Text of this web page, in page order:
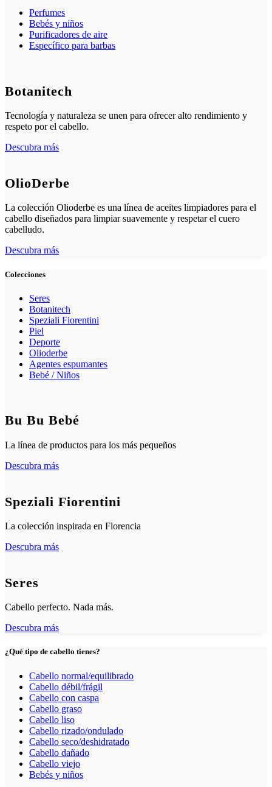
Perfumes
Bebés y niños
Purificadores de aire
Específico para barbas
Botanitech
Tecnología y naturaleza se unen para ofrecer alto rendimiento y
respeto por el cabello.
Descubra más
OlioDerbe
La colección Olioderbe es una línea de aceites limpiadores para el
cabello diseñados para limpiar suavemente y respetar el cuero
cabelludo.
Descubra más
Colecciones
Seres
Botanitech
Speziali Fiorentini
Piel
Deporte
Olioderbe
Agentes espumantes
Bebé / Niños
Bu Bu Bebé
La línea de productos para los más pequeños
Descubra más
Speziali Fiorentini
La colección inspirada en Florencia
Descubra más
Seres
Cabello perfecto. Nada más.
Descubra más
¿Qué tipo de cabello tienes?
Cabello normal/equilibrado
Cabello débil/frágil
Cabello con caspa
Cabello graso
Cabello liso
Cabello rizado/ondulado
Cabello seco/deshidratado
Cabello dañado
Cabello viejo
Bebés y niños